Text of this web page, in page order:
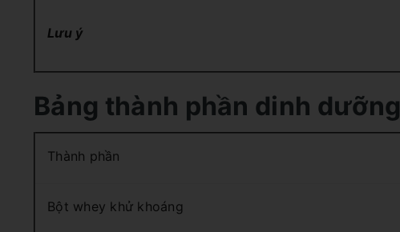
Lưu ý
Bảng thành phần dinh dưỡng
Thành phần
Bột whey khử khoáng